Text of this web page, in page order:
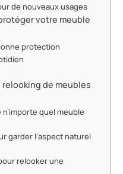
de nouveaux usages
votre meuble
protection
de meubles
quel meuble
garder l’aspect naturel
relooker une